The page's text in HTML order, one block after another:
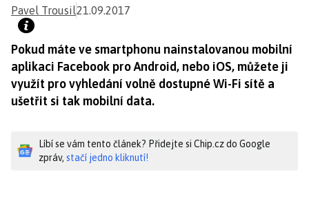
Pavel Trousil21.09.2017
Pokud máte ve smartphonu nainstalovanou mobilní
aplikaci Facebook pro Android, nebo iOS, můžete ji
využít pro vyhledání volně dostupné Wi-Fi sítě a
ušetřit si tak mobilní data.
Líbí se vám tento článek? Přidejte si Chip.cz do Google
zpráv, stačí jedno kliknutí!